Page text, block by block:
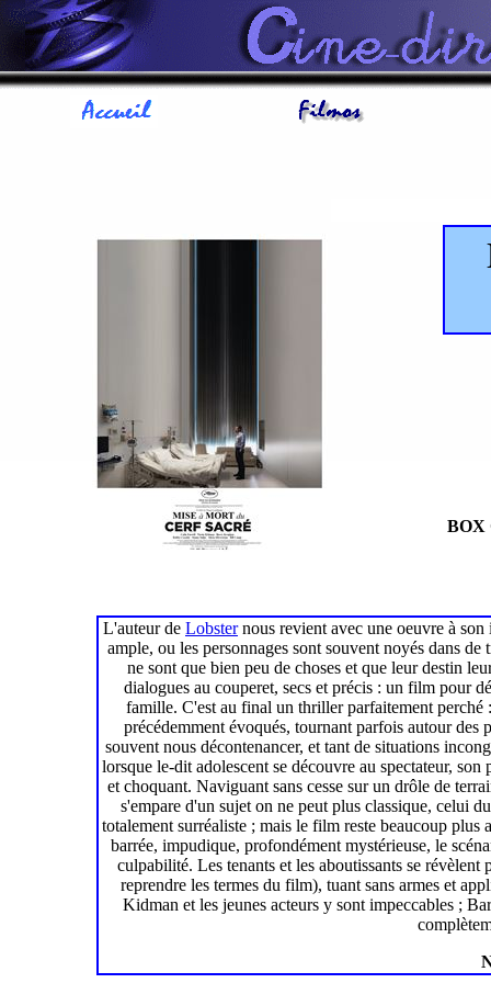
BOX
L'auteur de Lobsternous revient avec une oeuvre à son
ample, ou les personnages sont souvent noyés dans
ne sont que bien peu de choses et que leur destin
dialogues au couperet, secs et précis : un film pour
famille. C'est au final un thriller parfaitement
précédemment évoqués, tournant parfois autour
souvent nous décontenancer, et tant de situations
lorsque le-dit adolescent se découvre au spectateur,
et choquant. Naviguant sans cesse sur un drôle de
s'empare d'un sujet on ne peut plus classique, celui
totalement surréaliste ; mais le film reste beaucoup
barrée, impudique, profondément mystérieuse, le
culpabilité. Les tenants et les aboutissants se
reprendre les termes du film), tuant sans armes et
Kidman et les jeunes acteurs y sont impeccables ;